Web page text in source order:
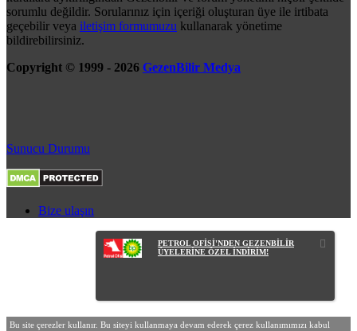
sorumlu değildir. Sorularınız için içeriği oluşturan üye ile irtibata
geçebilir veya iletişim formumuzu kullanarak yönetime
bildirebilirsiniz.
Copyright © 1999 - 2026 GezenBilir Medya
Sunucu Durumu
Bize ulaşın
PETROL OFİSİ'NDEN GEZENBİLİR
ÜYELERİNE ÖZEL İNDİRİM!
Bu site çerezler kullanır. Bu siteyi kullanmaya devam ederek çerez kullanımımızı kabul